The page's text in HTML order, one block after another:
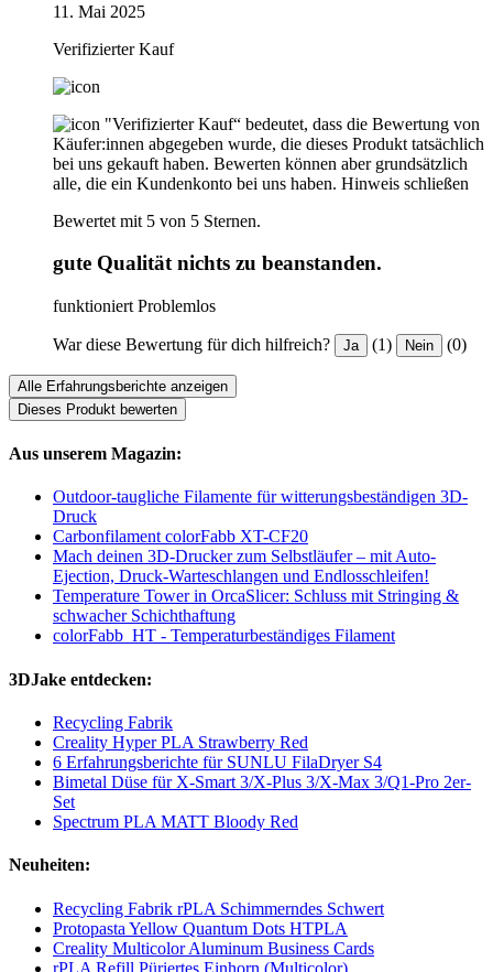
11. Mai 2025
Verifizierter Kauf
"Verifizierter Kauf“ bedeutet, dass die Bewertung von
Käufer:innen abgegeben wurde, die dieses Produkt tatsächlich
bei uns gekauft haben. Bewerten können aber grundsätzlich
alle, die ein Kundenkonto bei uns haben. Hinweis schließen
Bewertet mit 5 von 5 Sternen.
gute Qualität nichts zu beanstanden.
funktioniert Problemlos
War diese Bewertung für dich hilfreich? Ja (1) Nein (0)
Alle Erfahrungsberichte anzeigen
Dieses Produkt bewerten
Aus unserem Magazin:
Outdoor-taugliche Filamente für witterungsbeständigen 3D-
Druck
Carbonfilament colorFabb XT-CF20
Mach deinen 3D-Drucker zum Selbstläufer – mit Auto-
Ejection, Druck-Warteschlangen und Endlosschleifen!
Temperature Tower in OrcaSlicer: Schluss mit Stringing &
schwacher Schichthaftung
colorFabb_HT - Temperaturbeständiges Filament
3DJake entdecken:
Recycling Fabrik
Creality Hyper PLA Strawberry Red
6 Erfahrungsberichte für SUNLU FilaDryer S4
Bimetal Düse für X-Smart 3/X-Plus 3/X-Max 3/Q1-Pro 2er-
Set
Spectrum PLA MATT Bloody Red
Neuheiten:
Recycling Fabrik rPLA Schimmerndes Schwert
Protopasta Yellow Quantum Dots HTPLA
Creality Multicolor Aluminum Business Cards
rPLA Refill Püriertes Einhorn (Multicolor)